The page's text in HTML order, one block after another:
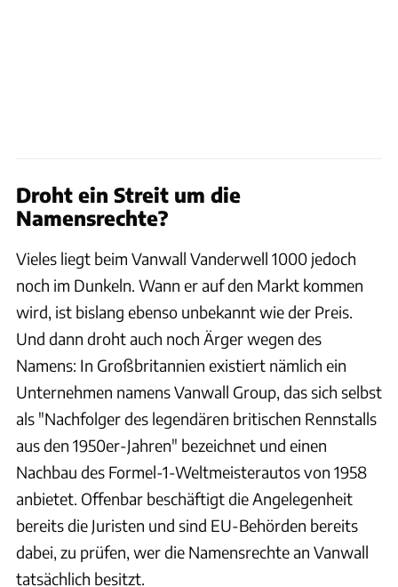
Droht ein Streit um die
Namensrechte?
Vieles liegt beim Vanwall Vanderwell 1000 jedoch
noch im Dunkeln. Wann er auf den Markt kommen
wird, ist bislang ebenso unbekannt wie der Preis.
Und dann droht auch noch Ärger wegen des
Namens: In Großbritannien existiert nämlich ein
Unternehmen namens Vanwall Group, das sich selbst
als "Nachfolger des legendären britischen Rennstalls
aus den 1950er-Jahren" bezeichnet und einen
Nachbau des Formel-1-Weltmeisterautos von 1958
anbietet. Offenbar beschäftigt die Angelegenheit
bereits die Juristen und sind EU-Behörden bereits
dabei, zu prüfen, wer die Namensrechte an Vanwall
tatsächlich besitzt.